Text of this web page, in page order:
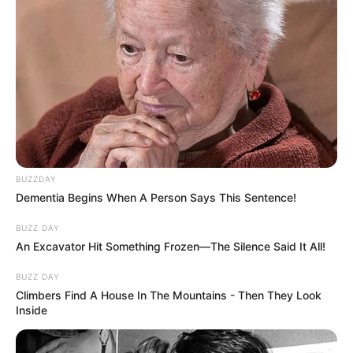
helyzetben, és semmi nem utalt arra, hogy bajba
BUZZDAY
Dementia Begins When A Person Says This Sentence!
BUZZ DAY
An Excavator Hit Something Frozen—The Silence Said It All!
BUZZ DAY
Climbers Find A House In The Mountains - Then They Look
Inside